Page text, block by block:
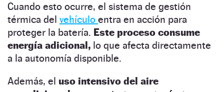
Cuando esto ocurre, el sistema de gestión
térmica del vehículo entra en acción para
proteger la batería. Este proceso consume
energía adicional, lo que afecta directamente
a la autonomía disponible.
Además, el uso intensivo del aire